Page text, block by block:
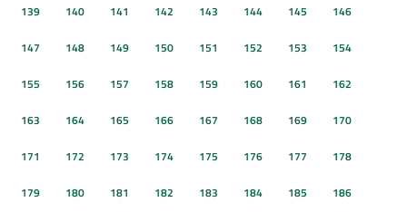
139 140 141 142 143 144 145 146
147 148 149 150 151 152 153 154
155 156 157 158 159 160 161 162
163 164 165 166 167 168 169 170
171 172 173 174 175 176 177 178
179 180 181 182 183 184 185 186